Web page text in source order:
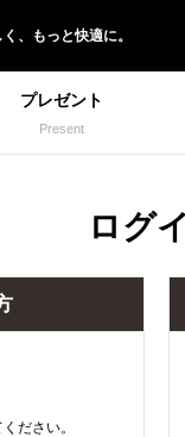
、 もっと快適に。
プレゼント
Present
ログ
ださい。